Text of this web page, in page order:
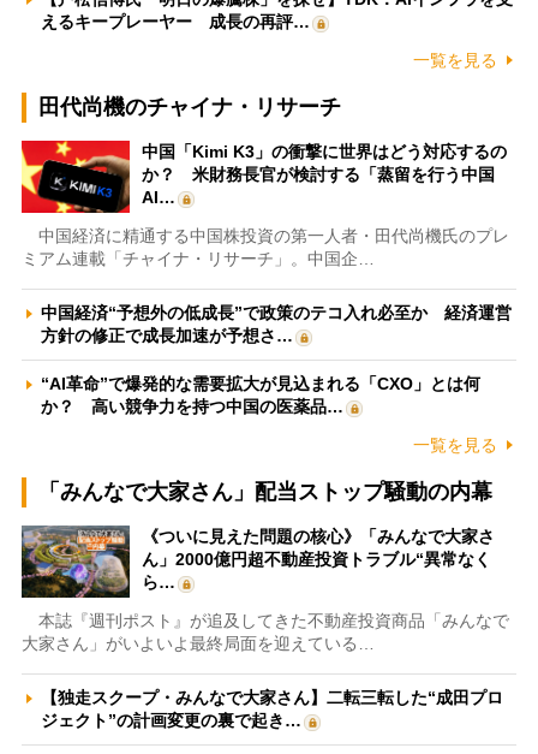
えるキープレーヤー 成長の再評…
一覧を見る
田代尚機のチャイナ・リサーチ
中国「Kimi K3」の衝撃に世界はどう対応するの
か？ 米財務長官が検討する「蒸留を行う中国
AI…
中国経済に精通する中国株投資の第一人者・田代尚機氏のプレ
ミアム連載「チャイナ・リサーチ」。中国企…
中国経済“予想外の低成長”で政策のテコ入れ必至か 経済運営
方針の修正で成長加速が予想さ…
“AI革命”で爆発的な需要拡大が見込まれる「CXO」とは何
か？ 高い競争力を持つ中国の医薬品…
一覧を見る
「みんなで大家さん」配当ストップ騒動の内幕
《ついに見えた問題の核心》「みんなで大家さ
ん」2000億円超不動産投資トラブル“異常なく
ら…
本誌『週刊ポスト』が追及してきた不動産投資商品「みんなで
大家さん」がいよいよ最終局面を迎えている…
【独走スクープ・みんなで大家さん】二転三転した“成田プロ
ジェクト”の計画変更の裏で起き…